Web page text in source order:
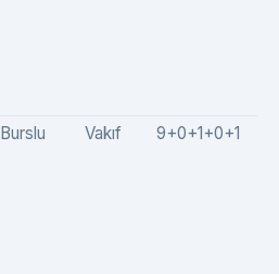
Burslu Vakıf 9+0+1+0+1